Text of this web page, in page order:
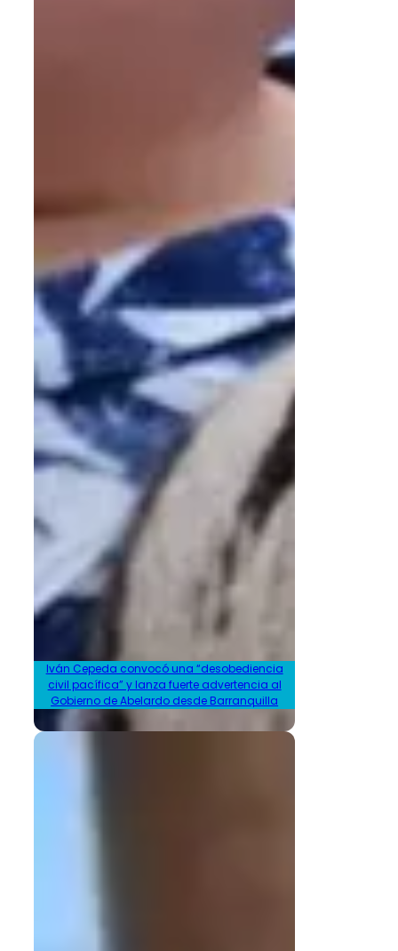
Iván Cepeda convocó una “desobediencia
civil pacífica” y lanza fuerte advertencia al
Gobierno de Abelardo desde Barranquilla